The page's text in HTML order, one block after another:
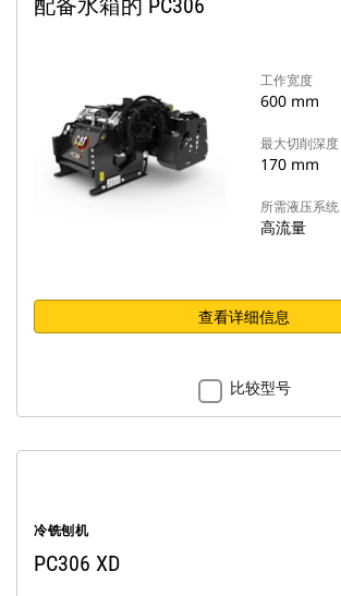
配备水箱的 PC306
工作宽度
600 mm
最大切削深度
170 mm
所需液压系统
高流量
查看详细信息
比较型号
冷铣刨机
PC306 XD